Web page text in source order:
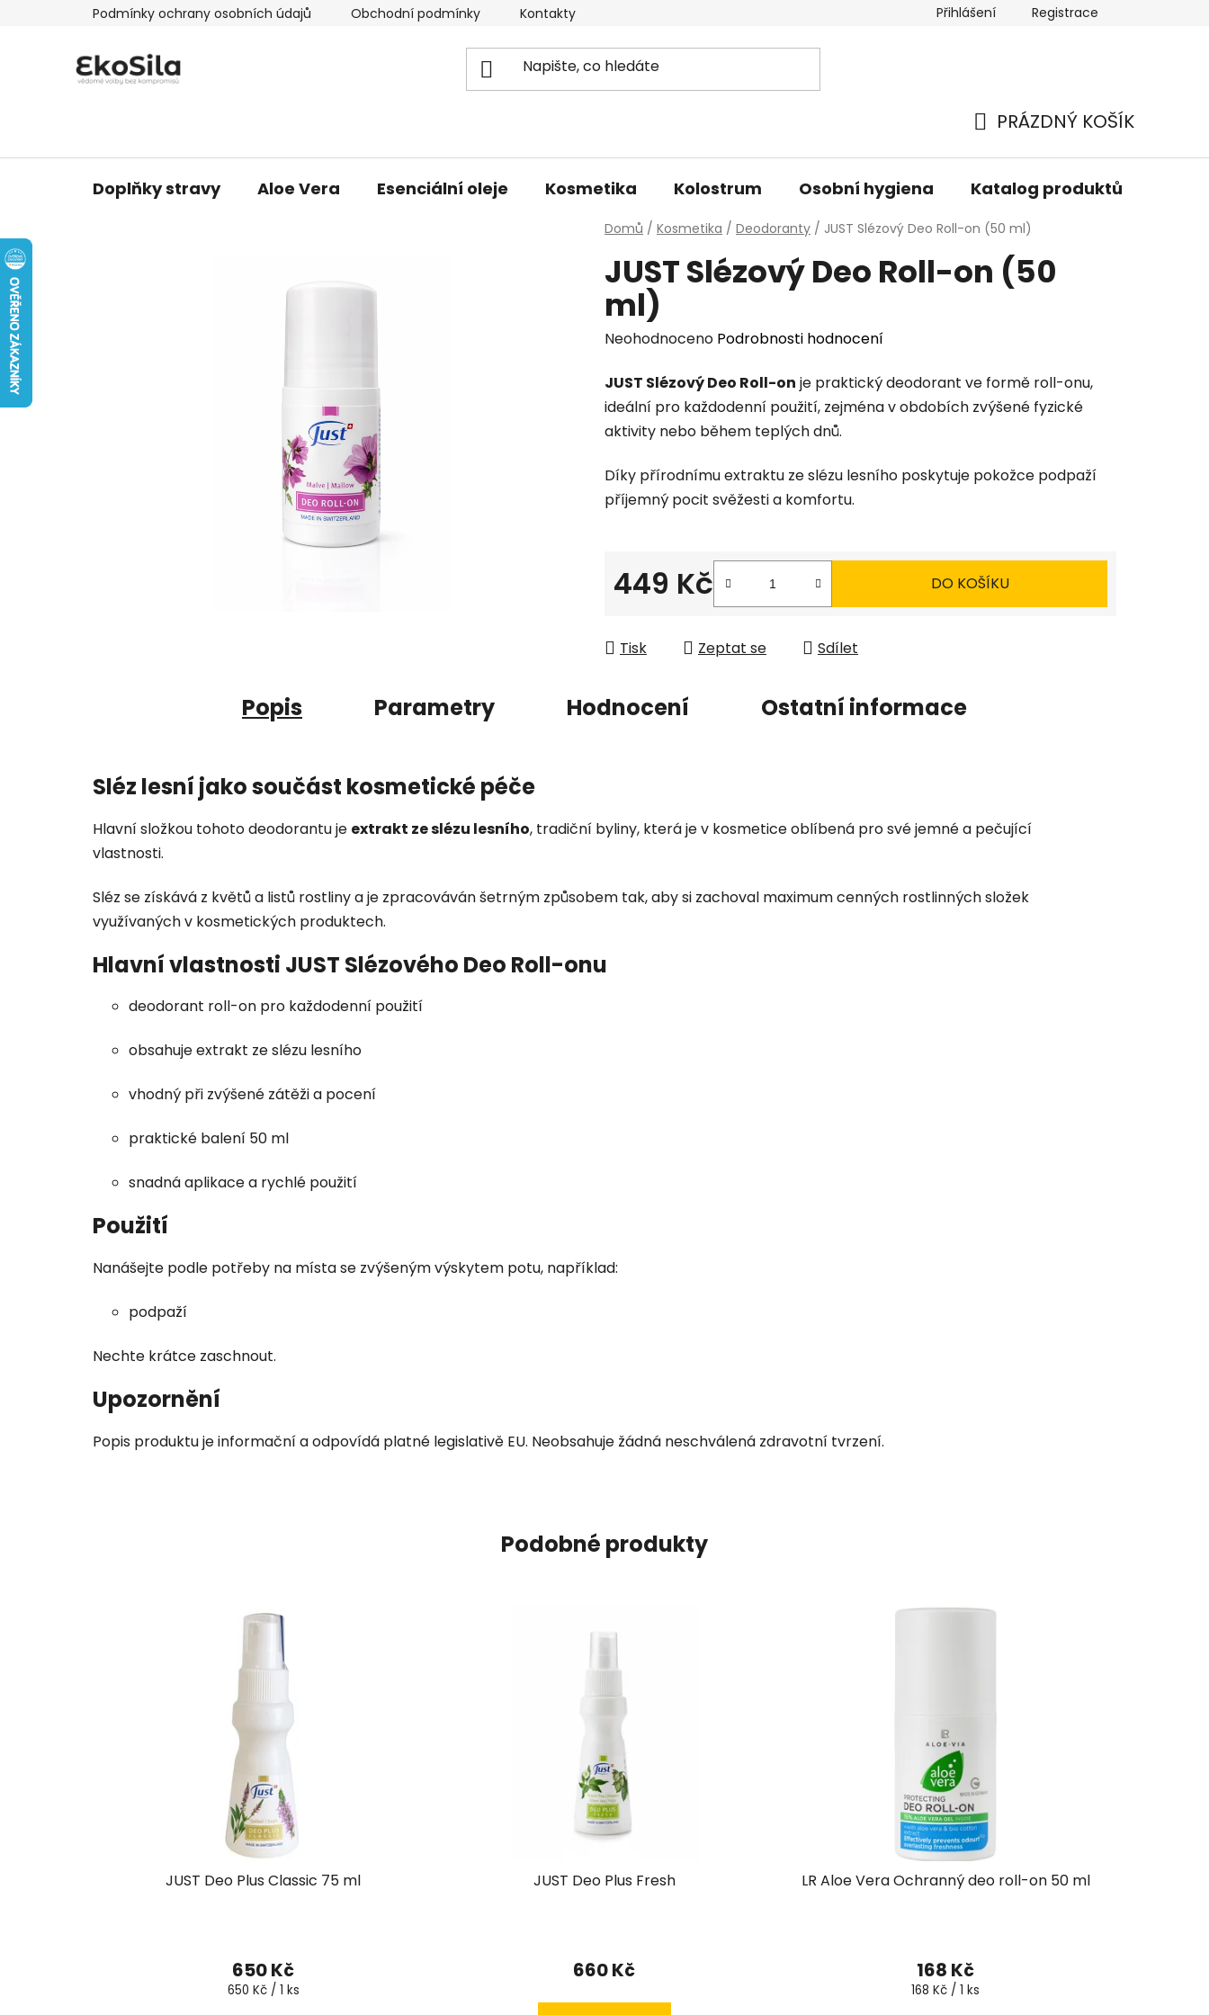
Podmínky ochrany osobních údajů Obchodní podmínky Kontakty Přihlášení Registrace
KOŠÍK
PRÁZDNÝ KOŠÍK
Doplňky stravy Aloe Vera Esenciální oleje Kosmetika Kolostrum Osobní hygiena Katalog produktů
Domů / Kosmetika / Deodoranty / JUST Slézový Deo Roll-on (50 ml)
JUST Slézový Deo Roll-on (50
ml)
Průměrné
produktu
je
0,0
5
hvězdiček.
Neohodnoceno Podrobnosti hodnocení
JUST Slézový Deo Roll-on je praktický deodorant ve formě roll-onu,
ideální pro každodenní použití, zejména v obdobích zvýšené fyzické
aktivity nebo během teplých dnů.
Díky přírodnímu extraktu ze slézu lesního poskytuje pokožce podpaží
příjemný pocit svěžesti a komfortu.
449 Kč DO KOŠÍKU
Tisk Zeptat se Sdílet
Popis Parametry Hodnocení Ostatní informace
Sléz lesní jako součást kosmetické péče
Hlavní složkou tohoto deodorantu je extrakt ze slézu lesního, tradiční byliny, která je v kosmetice oblíbená pro své jemné a pečující
vlastnosti.
Sléz se získává z květů a listů rostliny a je zpracováván šetrným způsobem tak, aby si zachoval maximum cenných rostlinných složek
využívaných v kosmetických produktech.
Hlavní vlastnosti JUST Slézového Deo Roll-onu
deodorant roll-on pro každodenní použití
obsahuje extrakt ze slézu lesního
vhodný při zvýšené zátěži a pocení
praktické balení 50 ml
snadná aplikace a rychlé použití
Použití
Nanášejte podle potřeby na místa se zvýšeným výskytem potu, například:
podpaží
Nechte krátce zaschnout.
Upozornění
Popis produktu je informační a odpovídá platné legislativě EU. Neobsahuje žádná neschválená zdravotní tvrzení.
Podobné produkty
JUST Deo Plus Classic 75 ml
650 Kč
Měrná
650 Kč / 1 ks
JUST Deo Plus Fresh
hodnocení
je
660 Kč
LR Aloe Vera Ochranný deo roll-on 50 ml
hodnocení
produktu
168 Kč
Měrná
168 Kč / 1 ks